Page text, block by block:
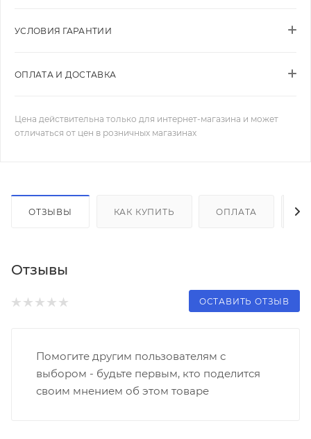
УСЛОВИЯ ГАРАНТИИ
ОПЛАТА И ДОСТАВКА
Цена действительна только для интернет-магазина и может
отличаться от цен в розничных магазинах
ОТЗЫВЫ КАК КУПИТЬ ОПЛАТА
Отзывы
ОСТАВИТЬ ОТЗЫВ
Помогите другим пользователям с
выбором - будьте первым, кто поделится
своим мнением об этом товаре